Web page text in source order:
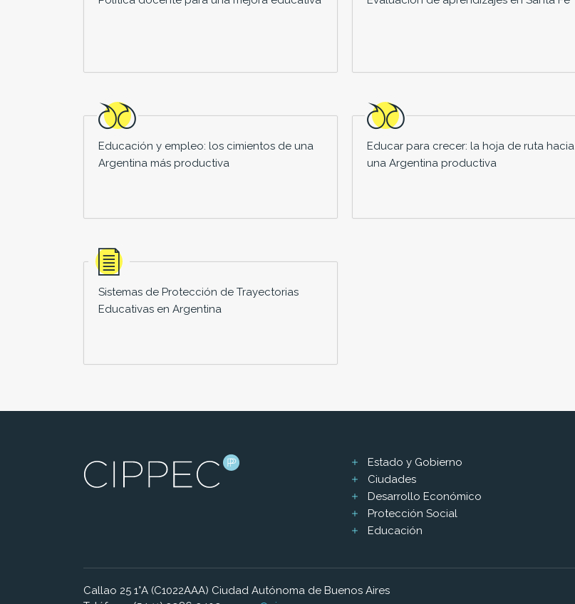
Educación y empleo: los cimientos de una
Argentina más productiva
Educar para crecer: la hoja de ruta hacia
una Argentina productiva
Sistemas de Protección de Trayectorias
Educativas en Argentina
Estado y Gobierno
Ciudades
Desarrollo Económico
Protección Social
Educación
Callao 25 1°A (C1022AAA) Ciudad Autónoma de Buenos Aires